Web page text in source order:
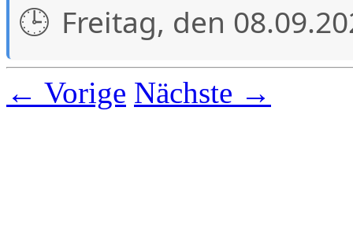
Freitag, den
← Vorige Nächste →